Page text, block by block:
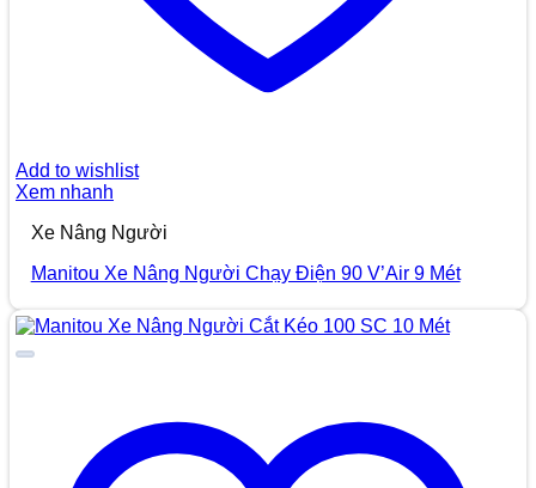
Add to wishlist
Xem nhanh
Xe Nâng Người
Manitou Xe Nâng Người Chạy Điện 90 V’Air 9 Mét